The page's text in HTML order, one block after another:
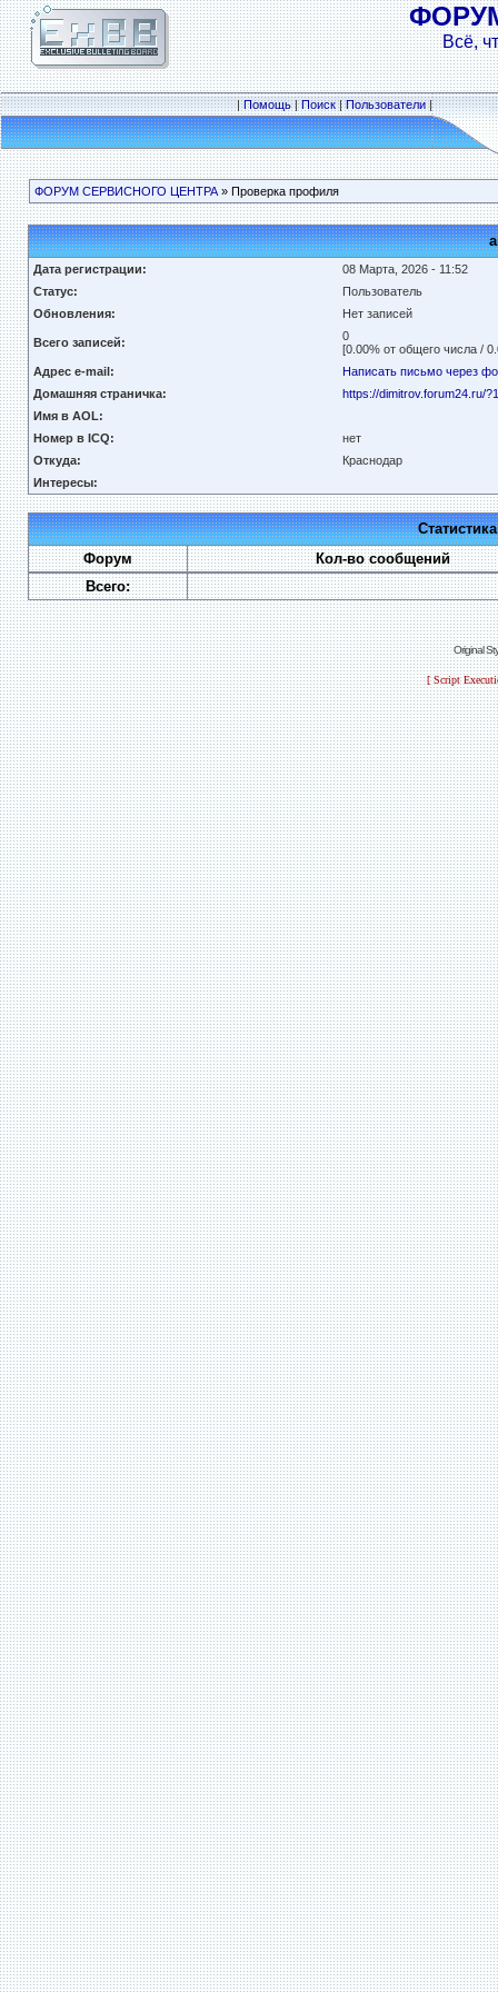
Всё,
|Помощь|Поиск|Пользователи|
ФОРУМ СЕРВИСНОГО ЦЕНТРА» Проверка профиля
Дата регистрации:
08 Марта, 2026 - 11:52
Статус:
Пользователь
Обновления:
Нет записей
Всего записей:
0
[0.00% от общего числа /
Адрес e-mail:
Написать письмо через
Домашняя страничка:
https://dimitrov.forum24.ru/
Имя в AOL:
Номер в ICQ:
нет
Откуда:
Краснодар
Интересы:
Форум
Кол-во сообщений
Всего:
Original
[ Script